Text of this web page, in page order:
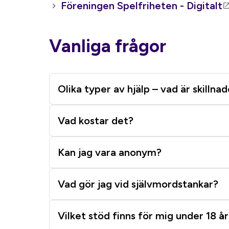
Föreningen Spelfriheten - Digitalt
Vanliga frågor
Olika typer av hjälp – vad är
Vad kostar det?
Kan jag vara anonym?
Vad gör jag vid självmordstankar?
Vilket stöd finns för mig under 18